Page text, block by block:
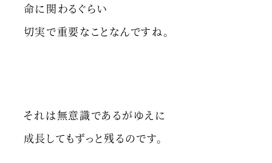
命に関わるぐらい
切実で重要なことなんですね。
それは無意識であるがゆえに
成長してもずっと残るのです。